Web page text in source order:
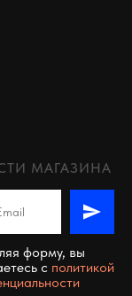
МАГАЗИНА
форму, вы
c политикой